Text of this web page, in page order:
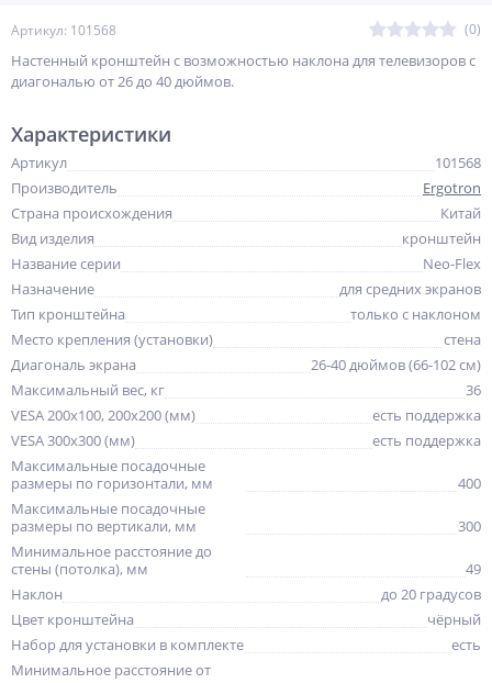
Артикул: 101568 (0)
Настенный кронштейн с возможностью наклона для телевизоров с
диагональю от 26 до 40 дюймов.
Характеристики
Артикул
101568
Производитель
Ergotron
Страна происхождения
Китай
Вид изделия
кронштейн
Название серии
Neo-Flex
Назначение
для средних экранов
Тип кронштейна
только с наклоном
Место крепления (установки)
стена
Диагональ экрана
26-40 дюймов (66-102 см)
Максимальный вес, кг
36
VESA 200x100, 200x200 (мм)
есть поддержка
VESA 300x300 (мм)
есть поддержка
Максимальные посадочные
размеры по горизонтали, мм
400
Максимальные посадочные
размеры по вертикали, мм
300
Минимальное расстояние до
стены (потолка), мм
49
Наклон
до 20 градусов
Цвет кронштейна
чёрный
Набор для установки в комплекте
есть
Минимальное расстояние от